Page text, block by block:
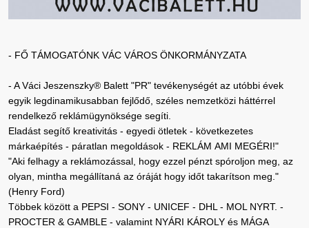
- FŐ TÁMOGATÓNK VÁC VÁROS ÖNKORMÁNYZATA
- A Váci Jeszenszky® Balett "PR" tevékenységét az utóbbi évek
egyik legdinamikusabban fejlődő, széles nemzetközi háttérrel
rendelkező reklámügynöksége segíti.
Eladást segítő kreativitás - egyedi ötletek - következetes
márkaépítés - páratlan megoldások - REKLÁM AMI MEGÉRI!"
"Aki felhagy a reklámozással, hogy ezzel pénzt spóroljon meg, az
olyan, mintha megállítaná az óráját hogy időt takarítson meg."
(Henry Ford)
Többek között a PEPSI - SONY - UNICEF - DHL - MOL NYRT. -
PROCTER & GAMBLE - valamint NYÁRI KÁROLY és MÁGA